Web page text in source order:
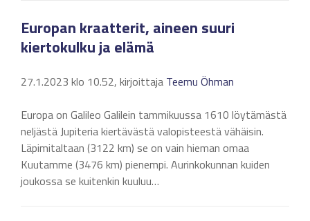
Europan kraatterit, aineen suuri
kiertokulku ja elämä
27.1.2023 klo 10.52, kirjoittaja Teemu Öhman
Europa on Galileo Galilein tammikuussa 1610 löytämästä
neljästä Jupiteria kiertävästä valopisteestä vähäisin.
Läpimitaltaan (3122 km) se on vain hieman omaa
Kuutamme (3476 km) pienempi. Aurinkokunnan kuiden
joukossa se kuitenkin kuuluu…